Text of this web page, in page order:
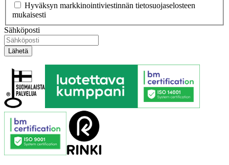
Hyväksyn markkinointiviestinnän tietosuojaselosteen
mukaisesti
Sähköposti